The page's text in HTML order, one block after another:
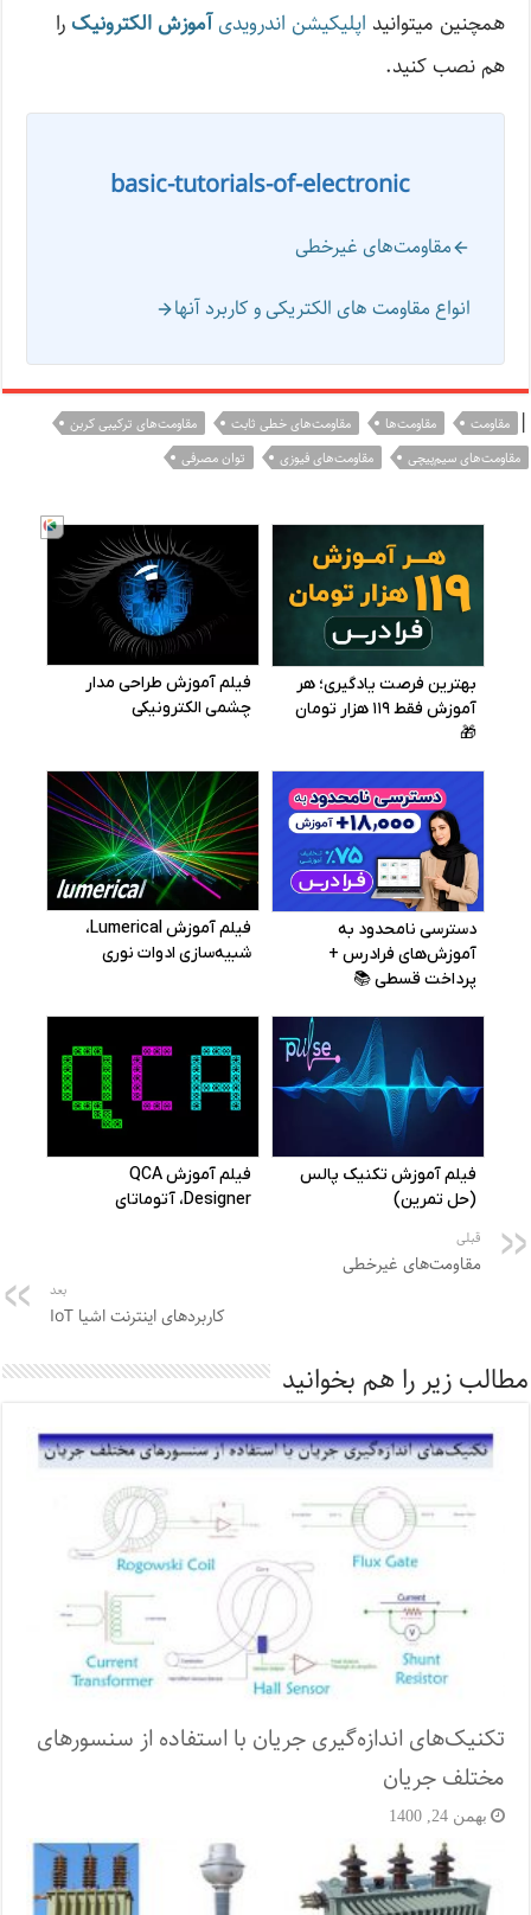
همچنین میتوانید اپلیکیشن اندرویدیآموزش الکترونیک را
هم نصب کنید.
basic-tutorials-of-electronic
مقاومت‌های غیرخطی
انواع مقاومت های الکتریکی و کاربرد آنها
| مقاومت مقاومت‌ها مقاومت‌های خطی ثابت
مقاومت‌های ترکیبی کربن
مقاومت‌های سیم‌پیچی
مقاومت‌های فیوزی توان مصرفی
قبلی
مقاومت‌های غیرخطی
بعد
کاربردهای اینترنت اشیا IoT
مطالب زیر را هم بخوانید
تکنیک‌های اندازه‌گیری جریان با استفاده از سنسورهای
مختلف جریان
بهمن 24, 1400